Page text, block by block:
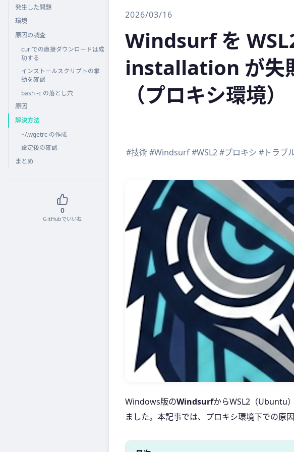
発生した問題
環境
原因の調査
curlでの直接ダウンロードは成
功する
インストールスクリプトの挙
動を確認
bash -c の落とし穴
原因
解決方法
~/.wgetrc の作成
設定後の確認
まとめ
0
GitHubでいいね
2026/03/16
Windsurf を
installation が失
（プロキシ環境）
#技術#Windsurf#WSL2#プロキシ #トラブ
Windows版のWindsurfからWSL2（Ubuntu
ました。本記事では、プロキシ環境下での原